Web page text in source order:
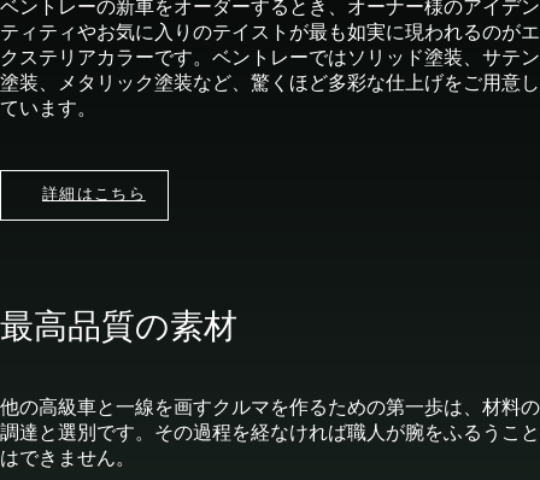
ベントレーの新車をオーダーするとき、オーナー様のアイデン
ティティやお気に入りのテイストが最も如実に現われるのがエ
クステリアカラーです。ベントレーではソリッド塗装、サテン
塗装、メタリック塗装など、驚くほど多彩な仕上げをご用意し
ています。
詳細はこちら
最高品質の素材
他の高級車と一線を画すクルマを作るための第一歩は、材料の
調達と選別です。その過程を経なければ職人が腕をふるうこと
はできません。